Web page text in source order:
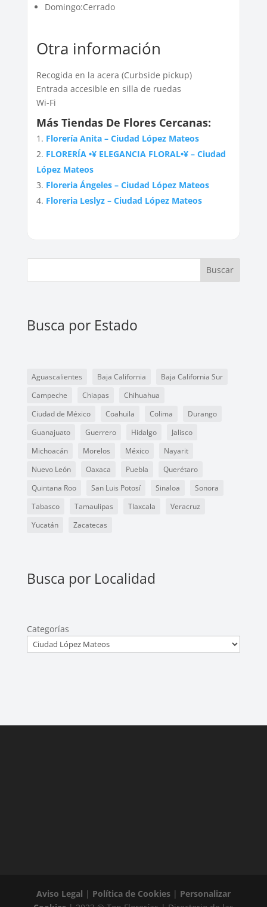
Domingo:Cerrado
Otra información
Recogida en la acera (Curbside pickup)
Entrada accesible en silla de ruedas
Wi-Fi
Más Tiendas De Flores Cercanas:
Florería Anita – Ciudad López Mateos
FLORERÍA •¥ ELEGANCIA FLORAL•¥ – Ciudad
López Mateos
Floreria Ángeles – Ciudad López Mateos
Floreria Leslyz – Ciudad López Mateos
Buscar
Busca por Estado
Aguascalientes Baja California
Baja California Sur
Campeche
Chiapas
Chihuahua
Ciudad de México
Coahuila Colima
Durango
Guanajuato
Guerrero Hidalgo
Jalisco
Michoacán
Morelos México
Nayarit
Nuevo León
Oaxaca Puebla
Querétaro
Quintana Roo
San Luis Potosí Sinaloa
Sonora
Tabasco
Tamaulipas Tlaxcala
Veracruz
Yucatán
Zacatecas
Busca por Localidad
Categorías
Aviso Legal | Política de Cookies| Personalizar